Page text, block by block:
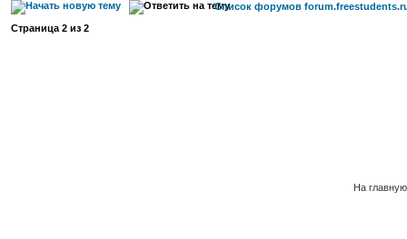
Список форумов
Страница 2 из 2
На главную